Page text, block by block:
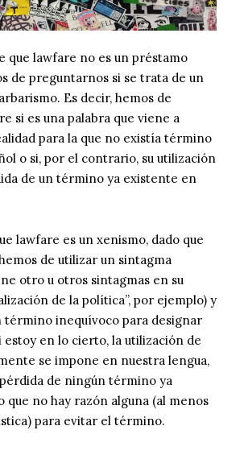
que lawfare no es un préstamo
de preguntarnos si se trata de un
Es decir, hemos de
si es una palabra que viene a
para la que no existía término
o si, por el contrario, su utilización
de un término ya existente en
lawfare es un xenismo, dado que
de utilizar un sintagma
otro u otros sintagmas en su
de la política”, por ejemplo) y
término inequívoco para designar
estoy en lo cierto, la utilización de
se impone en nuestra lengua,
de ningún término ya
que no hay razón alguna (al menos
para evitar el término.